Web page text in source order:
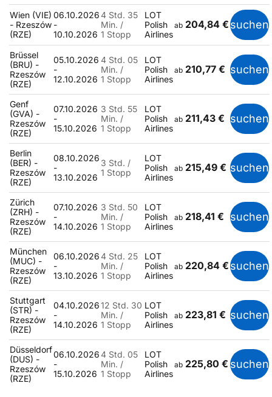
Wien (VIE)
- Rzeszów
(RZE)
06.10.2026
-
10.10.2026
4 Std. 35
Min. /
1 Stopp
LOT
Polish
Airlines
ab 204,84 €suchen
Brüssel
(BRU) -
Rzeszów
(RZE)
05.10.2026
-
12.10.2026
4 Std. 05
Min. /
1 Stopp
LOT
Polish
Airlines
ab 210,77 € suchen
Genf
(GVA) -
Rzeszów
(RZE)
07.10.2026
-
15.10.2026
3 Std. 55
Min. /
1 Stopp
LOT
Polish
Airlines
ab 211,43 € suchen
Berlin
(BER) -
Rzeszów
(RZE)
08.10.2026
-
13.10.2026
3 Std. /
1 Stopp
LOT
Polish
Airlines
ab 215,49 € suchen
Zürich
(ZRH) -
Rzeszów
(RZE)
07.10.2026
-
14.10.2026
3 Std. 50
Min. /
1 Stopp
LOT
Polish
Airlines
ab 218,41 € suchen
München
(MUC) -
Rzeszów
(RZE)
06.10.2026
-
13.10.2026
4 Std. 25
Min. /
1 Stopp
LOT
Polish
Airlines
ab 220,84 €suchen
Stuttgart
(STR) -
Rzeszów
(RZE)
04.10.2026
-
14.10.2026
12 Std. 30
Min. /
1 Stopp
LOT
Polish
Airlines
ab 223,81 € suchen
Düsseldorf
(DUS) -
Rzeszów
(RZE)
06.10.2026
-
15.10.2026
4 Std. 05
Min. /
1 Stopp
LOT
Polish
Airlines
ab 225,80 € suchen